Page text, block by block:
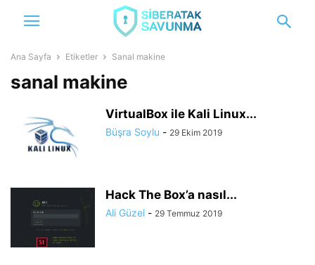
Ana Sayfa Etiketler Sanal makine
sanal makine
VirtualBox ile Kali Linux...
Büşra Soylu - 29 Ekim 2019
Hack The Box’a nasıl...
Ali Güzel - 29 Temmuz 2019